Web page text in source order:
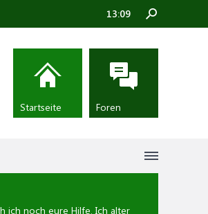
ich noch eure Hilfe. Ich alter
13:09
Startseite Foren